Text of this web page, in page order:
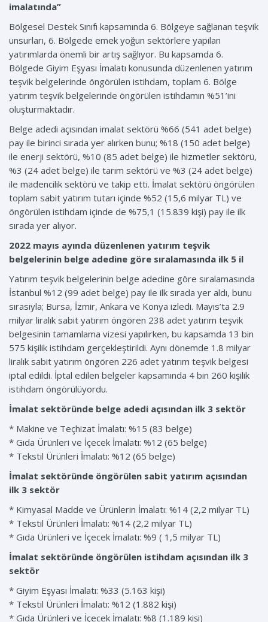
imalatında”
Bölgesel Destek Sınıfı kapsamında 6. Bölgeye sağlanan teşvik
unsurları, 6. Bölgede emek yoğun sektörlere yapılan
yatırımlarda önemli bir artış sağlıyor. Bu kapsamda 6.
Bölgede Giyim Eşyası İmalatı konusunda düzenlenen yatırım
teşvik belgelerinde öngörülen istihdam, toplam 6. Bölge
yatırım teşvik belgelerinde öngörülen istihdamın %51’ini
oluşturmaktadır.
Belge adedi açısından imalat sektörü %66 (541 adet belge)
pay ile birinci sırada yer alırken bunu; %18 (150 adet belge)
ile enerji sektörü, %10 (85 adet belge) ile hizmetler sektörü,
%3 (24 adet belge) ile tarım sektörü ve %3 (24 adet belge)
ile madencilik sektörü ve takip etti. İmalat sektörü öngörülen
toplam sabit yatırım tutarı içinde %52 (15,6 milyar TL) ve
öngörülen istihdam içinde de %75,1 (15.839 kişi) pay ile ilk
sırada yer alıyor.
2022 mayıs ayında düzenlenen yatırım teşvik
belgelerinin belge adedine göre sıralamasında ilk 5 il
Yatırım teşvik belgelerinin belge adedine göre sıralamasında
İstanbul %12 (99 adet belge) pay ile ilk sırada yer aldı, bunu
sırasıyla; Bursa, İzmir, Ankara ve Konya izledi. Mayıs’ta 2.9
milyar liralık sabit yatırım öngören 238 adet yatırım teşvik
belgesinin tamamlama vizesi yapılırken, bu kapsamda 13 bin
575 kişilik istihdam gerçekleştirildi. Aynı dönemde 1.8 milyar
liralık sabit yatırım öngören 226 adet yatırım teşvik belgesi
iptal edildi. İptal edilen belgeler kapsamında 4 bin 260 kişilik
istihdam öngörülüyordu.
İmalat sektöründe belge adedi açısından ilk 3 sektör
* Makine ve Teçhizat İmalatı: %15 (83 belge)
* Gıda Ürünleri ve İçecek İmalatı: %12 (65 belge)
* Tekstil Ürünleri İmalatı: %12 (65 belge)
İmalat sektöründe öngörülen sabit yatırım açısından
ilk 3 sektör
* Kimyasal Madde ve Ürünlerin İmalatı: %14 (2,2 milyar TL)
* Tekstil Ürünleri İmalatı: %14 (2,2 milyar TL)
* Gıda Ürünleri ve İçecek İmalatı: %9 ( 1,5 milyar TL)
İmalat sektöründe öngörülen istihdam açısından ilk 3
sektör
* Giyim Eşyası İmalatı: %33 (5.163 kişi)
* Tekstil Ürünleri İmalatı: %12 (1.882 kişi)
* Gıda Ürünleri ve İçecek İmalatı: %8 (1.189 kişi)